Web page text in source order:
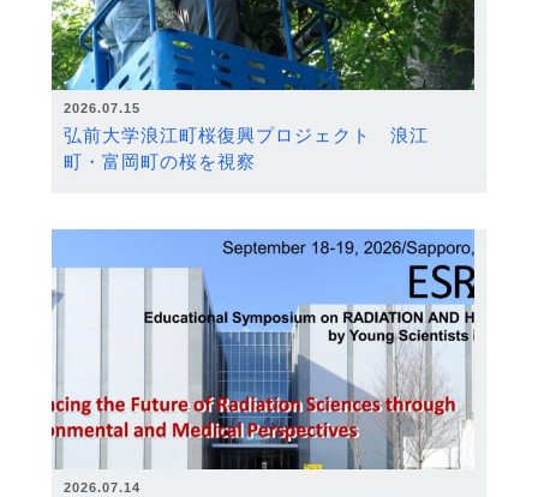
2026.07.15
弘前大学浪江町桜復興プロジェクト 浪江
町・富岡町の桜を視察
2026.07.14